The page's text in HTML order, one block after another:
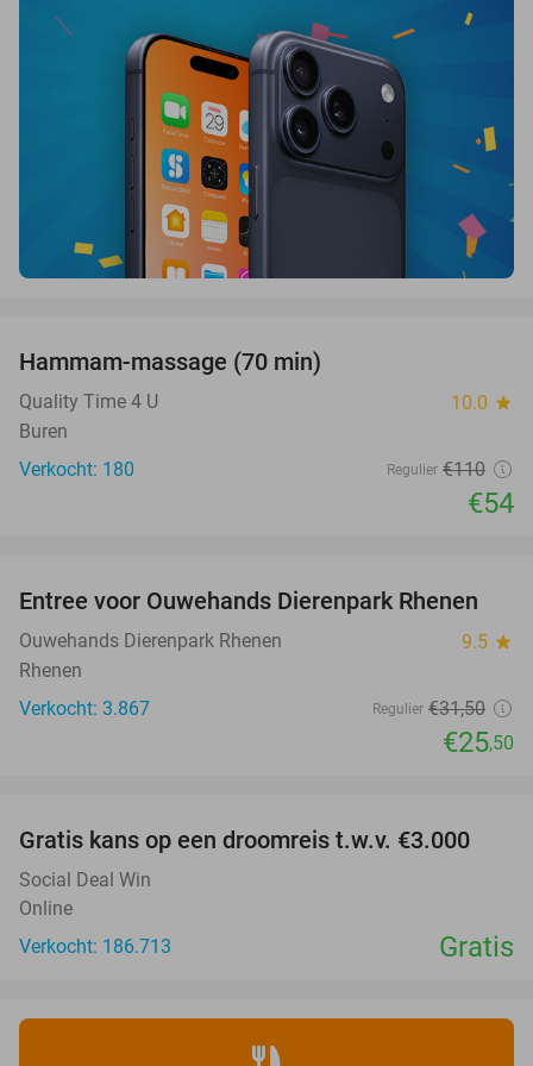
OUT
Hammam-massage (70 min)
Quality Time 4 U 10.0 star
Buren
Verkocht: 180
Regulier €110
€54
19%
Entree voor Ouwehands Dierenpark Rhenen
Ouwehands Dierenpark Rhenen 9.5 star
Rhenen
Verkocht: 3.867
Regulier €31,50
€25,50
Gratis kans op een droomreis t.w.v. €3.000
Social Deal Win
Online
Verkocht: 186.713
Gratis